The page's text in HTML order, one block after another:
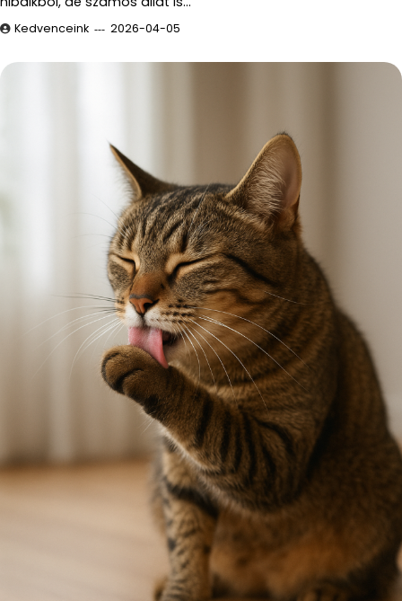
Kedvenceink 2026-04-05